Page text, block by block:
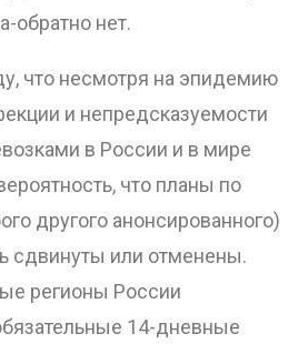
обратно нет.
что несмотря на эпидемию
и непредсказуемости
в России и в мире
что планы по
другого анонсированного)
сдвинуты или отменены.
регионы России
14-дневные